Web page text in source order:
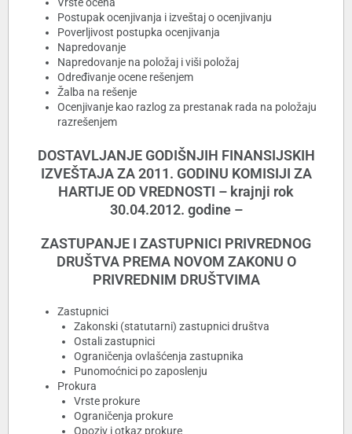
Vrste ocena
Postupak ocenjivanja i izveštaj o ocenjivanju
Poverljivost postupka ocenjivanja
Napredovanje
Napredovanje na položaj i viši položaj
Određivanje ocene rešenjem
Žalba na rešenje
Ocenjivanje kao razlog za prestanak rada na položaju
razrešenjem
DOSTAVLJANJE GODIŠNJIH FINANSIJSKIH
IZVEŠTAJA ZA 2011. GODINU KOMISIJI ZA
HARTIJE OD VREDNOSTI – krajnji rok
30.04.2012. godine –
ZASTUPANJE I ZASTUPNICI PRIVREDNOG
DRUŠTVA PREMA NOVOM ZAKONU O
PRIVREDNIM DRUŠTVIMA
Zastupnici
Zakonski (statutarni) zastupnici društva
Ostali zastupnici
Ograničenja ovlašćenja zastupnika
Punomoćnici po zaposlenju
Prokura
Vrste prokure
Ograničenja prokure
Opoziv i otkaz prokure